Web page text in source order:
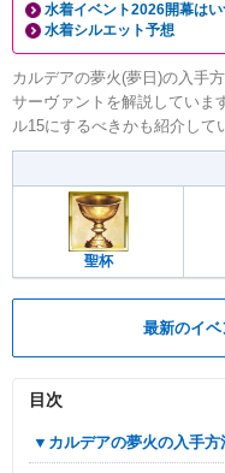
水着イベント2026開幕はい
水着シルエット予想
カルデアの夢火(夢日)の入手
サーヴァントを解説していま
ル15にするべきかも紹介して
聖杯
最新のイ
目次
▼カルデアの夢火の入手